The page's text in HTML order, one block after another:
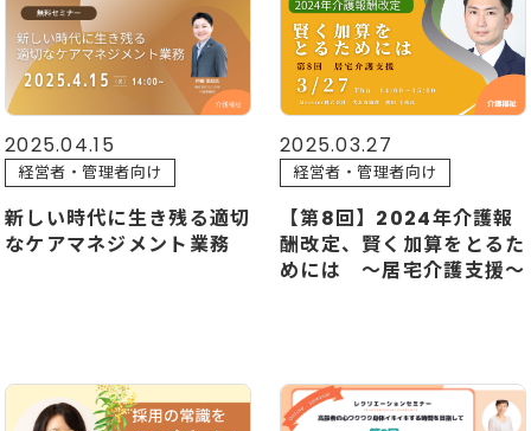
2025.04.15
経営者・管理者向け
新しい時代に生き残る適切
なケアマネジメント業務
2025.03.27
経営者・管理者向け
【第8回】2024年介護報
酬改定、賢く加算をとるた
めには ～居宅介護支援～